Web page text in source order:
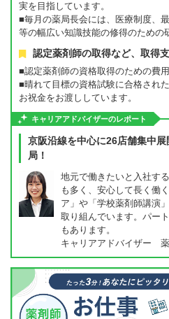
実を目指しています。
■毎月の薬局長会には、医療制度、
等の幅広い知識技能の修得のための
認定薬剤師の取得など、取得
■認定薬剤師の資格取得のための費
■晴れて目標の資格試験に合格され
お祝金をお渡ししています。
キャリアアドバイザーのレポート
京阪沿線を中心に26店舗集中
局！
地元で働きたいと入社す
も多く、安心して長く働
ア」や「学校薬剤師講演
取り組んでいます。パー
もあります。
キャリアアドバイザー